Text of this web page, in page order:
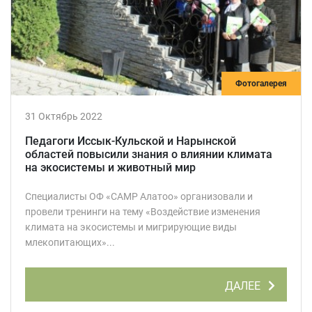
Фотогалерея
31 Октябрь 2022
Педагоги Иссык-Кульской и Нарынской
областей повысили знания о влиянии климата
на экосистемы и животный мир
Специалисты ОФ «САМР Алатоо» организовали и
провели тренинги на тему «Воздействие изменения
климата на экосистемы и мигрирующие виды
млекопитающих»...
ДАЛЕЕ